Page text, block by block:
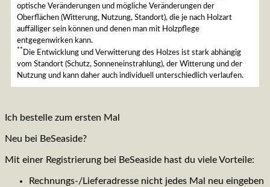
optische Veränderungen und mögliche Veränderungen der
Oberflächen (Witterung, Nutzung, Standort), die je nach Holzart
auffälliger sein können und denen man mit Holzpflege
entgegenwirken kann.
** Die Entwicklung und Verwitterung des Holzes ist stark abhängig
vom Standort (Schutz, Sonneneinstrahlung), der Witterung und der
Nutzung und kann daher auch individuell unterschiedlich verlaufen.
Ich bestelle zum ersten Mal
Neu bei BeSeaside?
Mit einer Registrierung bei BeSeaside hast du viele Vorteile:
Rechnungs-/Lieferadresse nicht jedes Mal neu eingeben